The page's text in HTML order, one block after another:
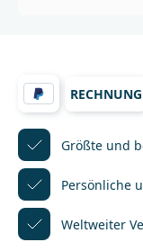
als Einschübe in
fortlaufende
Kommentare
Überblick bleibt
aktuelle Text
die Neuausgabe
überarbeitet.
bessere
RECHNUNG
Größte und
Persönliche
Weltweiter